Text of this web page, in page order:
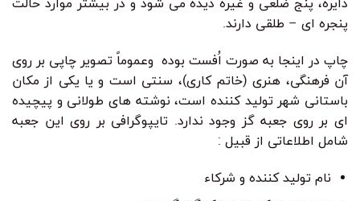
دایره، پنج ضلعی و غیره دیده می شود و در بیشتر موارد حالت
پنجره ای – طلقی دارند.
چاپ در اینجا به صورت اُفست بوده وعموماً تصویر چاپی بر روی
آن فرهنگی، هنری (خاتم کاری)، سنتی است و یا یکی از مکان
باستانی شهر تولید کننده است، نوشته های طولانی و پیچیده
ای بر روی جعبه گز وجود ندارد. تایپوگرافی بر روی این جعبه
شامل اطلاعاتی از قبیل :
نام تولید کننده و شرکاء